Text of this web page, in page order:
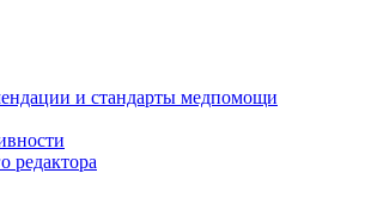
и стандарты медпомощи
редактора